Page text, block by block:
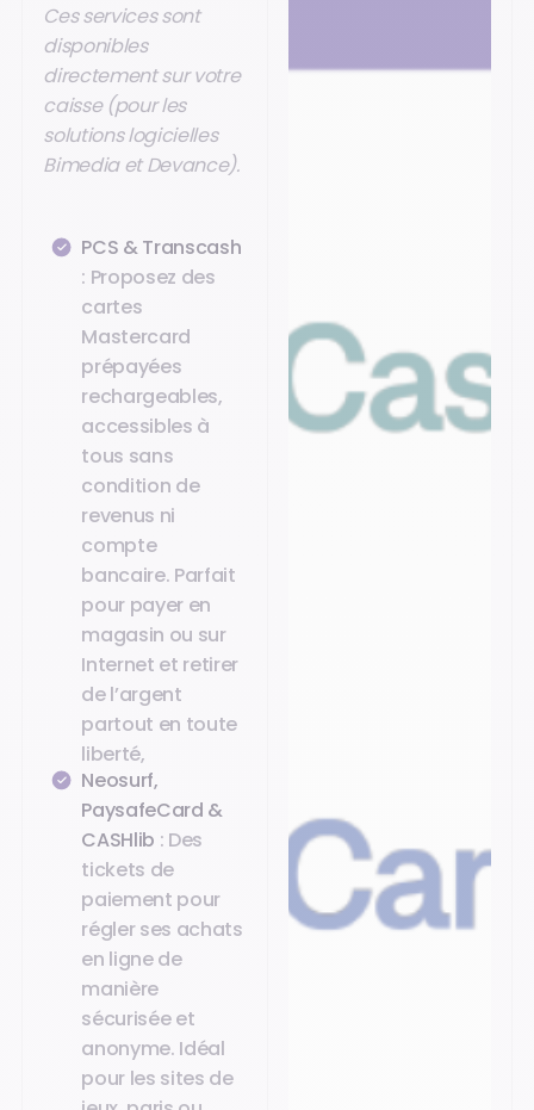
Ces services sont
disponibles
directement sur votre
caisse (pour les
solutions logicielles
Bimedia et Devance).
PCS & Transcash
: Proposez des
cartes
Mastercard
prépayées
rechargeables,
accessibles à
tous sans
condition de
revenus ni
compte
bancaire. Parfait
pour payer en
magasin ou sur
Internet et retirer
de l’argent
partout en toute
liberté,
Neosurf,
PaysafeCard &
CASHlib : Des
tickets de
paiement pour
régler ses achats
en ligne de
manière
sécurisée et
anonyme. Idéal
pour les sites de